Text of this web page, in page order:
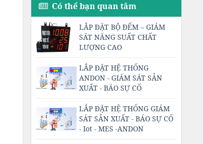
Có thể bạn quan tâm
LẮP ĐẶT BỘ ĐẾM – GIÁM
SÁT NĂNG SUẤT CHẤT
LƯỢNG CAO
LẮP ĐẶT HỆ THỐNG
ANDON - GIÁM SÁT SẢN
XUẤT - BÁO SỰ CỐ
LẮP ĐẶT HỆ THỐNG GIÁM
SÁT SẢN XUẤT - BÁO SỰ CỐ
- Iot - MES -ANDON